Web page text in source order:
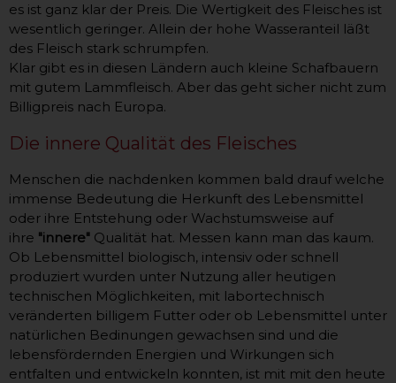
es ist ganz klar der Preis. Die Wertigkeit des Fleisches ist
wesentlich geringer. Allein der hohe Wasseranteil läßt
des Fleisch stark schrumpfen.
Klar gibt es in diesen Ländern auch kleine Schafbauern
mit gutem Lammfleisch. Aber das geht sicher nicht zum
Billigpreis nach Europa.
Die innere Qualität des Fleisches
Menschen die nachdenken kommen bald drauf welche
immense Bedeutung die Herkunft des Lebensmittel
oder ihre Entstehung oder Wachstumsweise auf
ihre "innere" Qualität hat. Messen kann man das kaum.
Ob Lebensmittel biologisch, intensiv oder schnell
produziert wurden unter Nutzung aller heutigen
technischen Möglichkeiten, mit labortechnisch
veränderten billigem Futter oder ob Lebensmittel unter
natürlichen Bedinungen gewachsen sind und die
lebensfördernden Energien und Wirkungen sich
entfalten und entwickeln konnten, ist mit mit den heute